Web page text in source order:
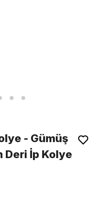
- Gümüş
Deri İp Kolye